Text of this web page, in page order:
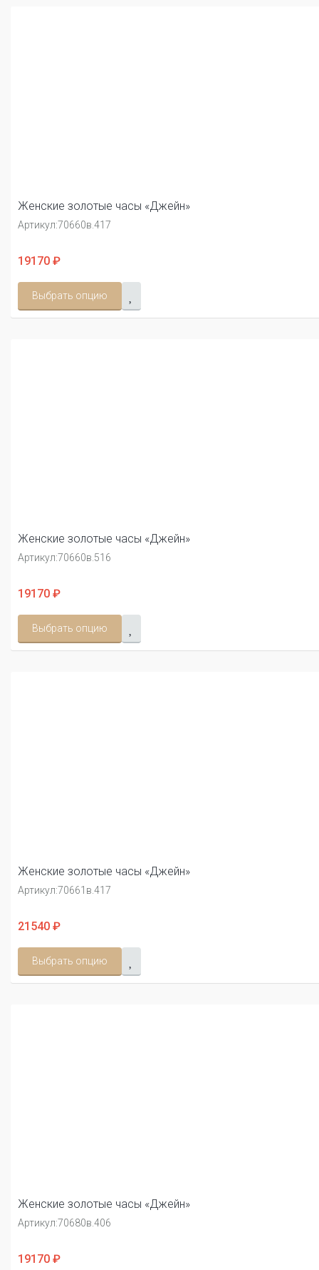
Женские золотые часы «Джейн»
Артикул:70660в.417
19170 ₽
Выбрать опцию
Женские золотые часы «Джейн»
Артикул:70660в.516
19170 ₽
Выбрать опцию
Женские золотые часы «Джейн»
Артикул:70661в.417
21540 ₽
Выбрать опцию
Женские золотые часы «Джейн»
Артикул:70680в.406
19170 ₽